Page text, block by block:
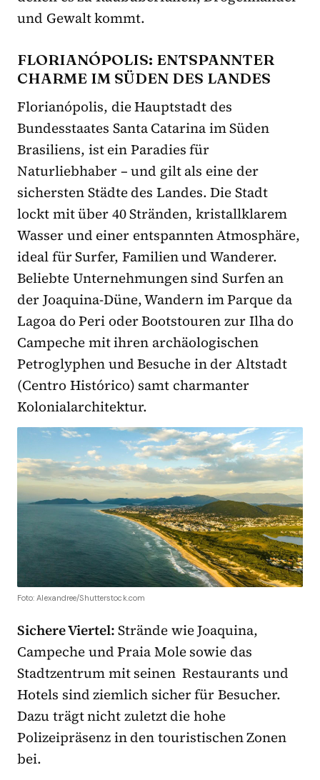
und Gewalt kommt.
FLORIANÓPOLIS: ENTSPANNTER
CHARME IM SÜDEN DES LANDES
Florianópolis, die Hauptstadt des
Bundesstaates Santa Catarina im Süden
Brasiliens, ist ein Paradies für
Naturliebhaber – und gilt als eine der
sichersten Städte des Landes. Die Stadt
lockt mit über 40 Stränden, kristallklarem
Wasser und einer entspannten Atmosphäre,
ideal für Surfer, Familien und Wanderer.
Beliebte Unternehmungen sind Surfen an
der Joaquina-Düne, Wandern im Parque da
Lagoa do Peri oder Bootstouren zur Ilha do
Campeche mit ihren archäologischen
Petroglyphen und Besuche in der Altstadt
(Centro Histórico) samt charmanter
Kolonialarchitektur.
Foto: Alexandree/Shutterstock.com
Sichere Viertel:Strände wie Joaquina,
Campeche und Praia Mole sowie das
Stadtzentrum mit seinen Restaurants und
Hotels sind ziemlich sicher für Besucher.
Dazu trägt nicht zuletzt die hohe
Polizeipräsenz in den touristischen Zonen
bei.